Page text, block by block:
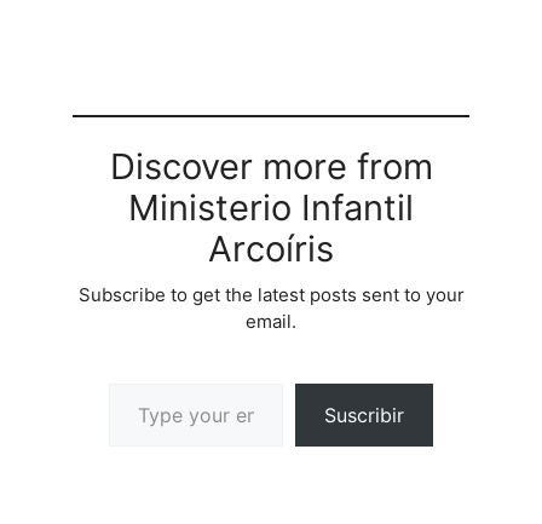
Discover more from
Ministerio Infantil
Arcoíris
Subscribe to get the latest posts sent to your
email.
Suscribir